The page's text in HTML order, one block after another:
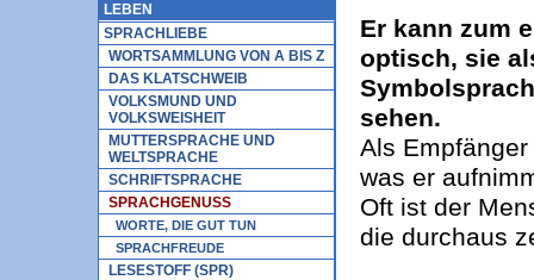
LEBEN
SPRACHLIEBE
WORTSAMMLUNG VON A BIS Z
DAS KLATSCHWEIB
VOLKSMUND UND
VOLKSWEISHEIT
MUTTERSPRACHE UND
WELTSPRACHE
SCHRIFTSPRACHE
SPRACHGENUSS
WORTE, DIE GUT TUN
SPRACHFREUDE
LESESTOFF (SPR)
Er kann zum
optisch, sie
sehen.
Als
was er
Oft ist der
die durchaus